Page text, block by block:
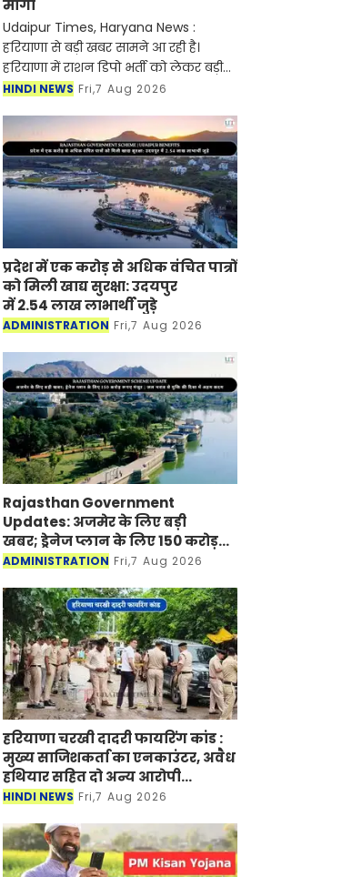
मांगा
Udaipur Times, Haryana News :
हरियाणा से बड़ी खबर सामने आ रही है।
हरियाणा में राशन डिपो भर्ती को लेकर बड़ी
अपडेट सामने आ रही है, प्रदेश के पूरे गांव की
राशन ड
HINDI NEWS Fri,7 Aug 2026
प्रदेश में एक करोड़ से अधिक वंचित पात्रों
को मिली खाद्य सुरक्षा: उदयपुर
में 2.54 लाख लाभार्थी जुड़े
ADMINISTRATION Fri,7 Aug 2026
Rajasthan Government
Updates: अजमेर के लिए बड़ी
खबर; ड्रेनेज प्लान के लिए 150 करोड़
रूपए मंजूर
ADMINISTRATION Fri,7 Aug 2026
हरियाणा चरखी दादरी फायरिंग कांड :
मुख्य साजिशकर्ता का एनकाउंटर, अवैध
हथियार सहित दो अन्य आरोपी
गिरफ्तार
HINDI NEWS Fri,7 Aug 2026